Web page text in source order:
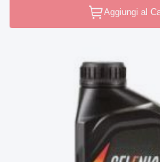
Aggiungi al